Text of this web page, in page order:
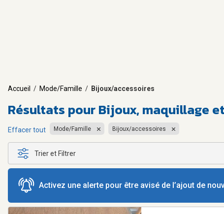
Accueil / Mode/Famille / Bijoux/accessoires
Résultats pourBijoux, maquillage
Effacer tout Mode/Famille Bijoux/accessoires
Trier et Filtrer
Activez une alerte pour être avisé de l’ajout de